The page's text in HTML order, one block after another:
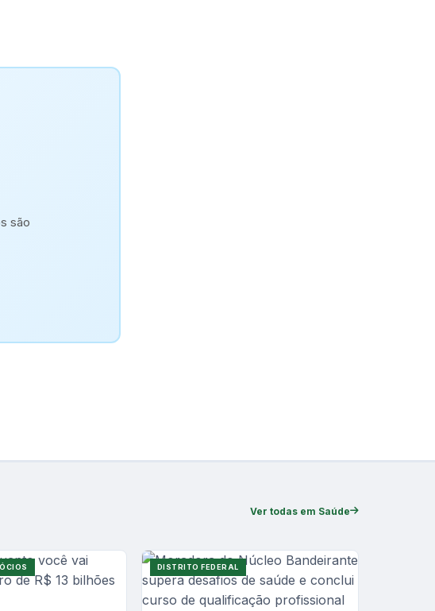
são
Ver todas em Saúde
DISTRITO FEDERAL